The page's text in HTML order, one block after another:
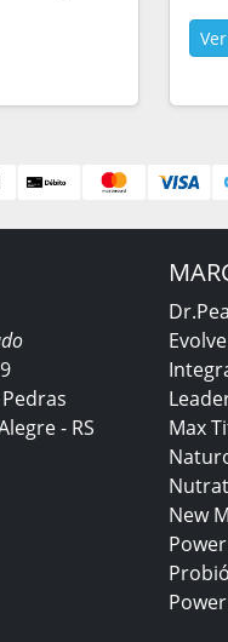
- RS
Evolve
Max
New